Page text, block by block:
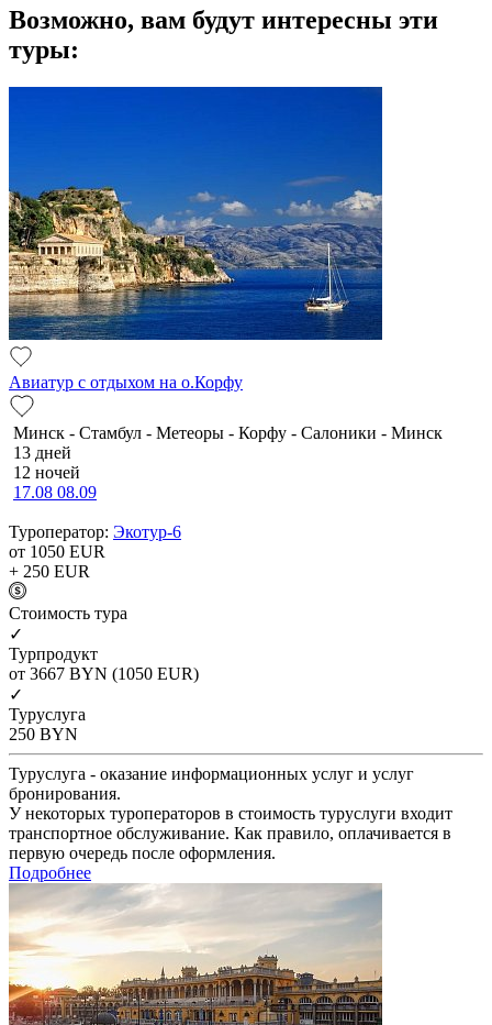
Возможно, вам будут интересны эти
туры:
Авиатур с отдыхом на о.Корфу
Минск - Стамбул - Метеоры - Корфу - Салоники - Минск
13 дней
12 ночей
17.08 08.09
Туроператор: Экотур-6
от 1050 EUR
+ 250 EUR
Cтоимость тура
✓
Турпродукт
от 3667 BYN (1050 EUR)
✓
Туруслуга
250 BYN
Туруслуга - оказание информационных услуг и услуг
бронирования.
У некоторых туроператоров в стоимость туруслуги входит
транспортное обслуживание. Как правило, оплачивается в
первую очередь после оформления.
Подробнее